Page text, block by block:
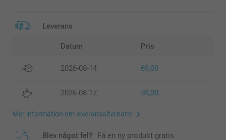
Leverans
Datum Pris
2026-08-14 69,00
2026-08-17 59,00
Mer information om leveransalternativ
Blev något fel? Få en ny produkt gratis